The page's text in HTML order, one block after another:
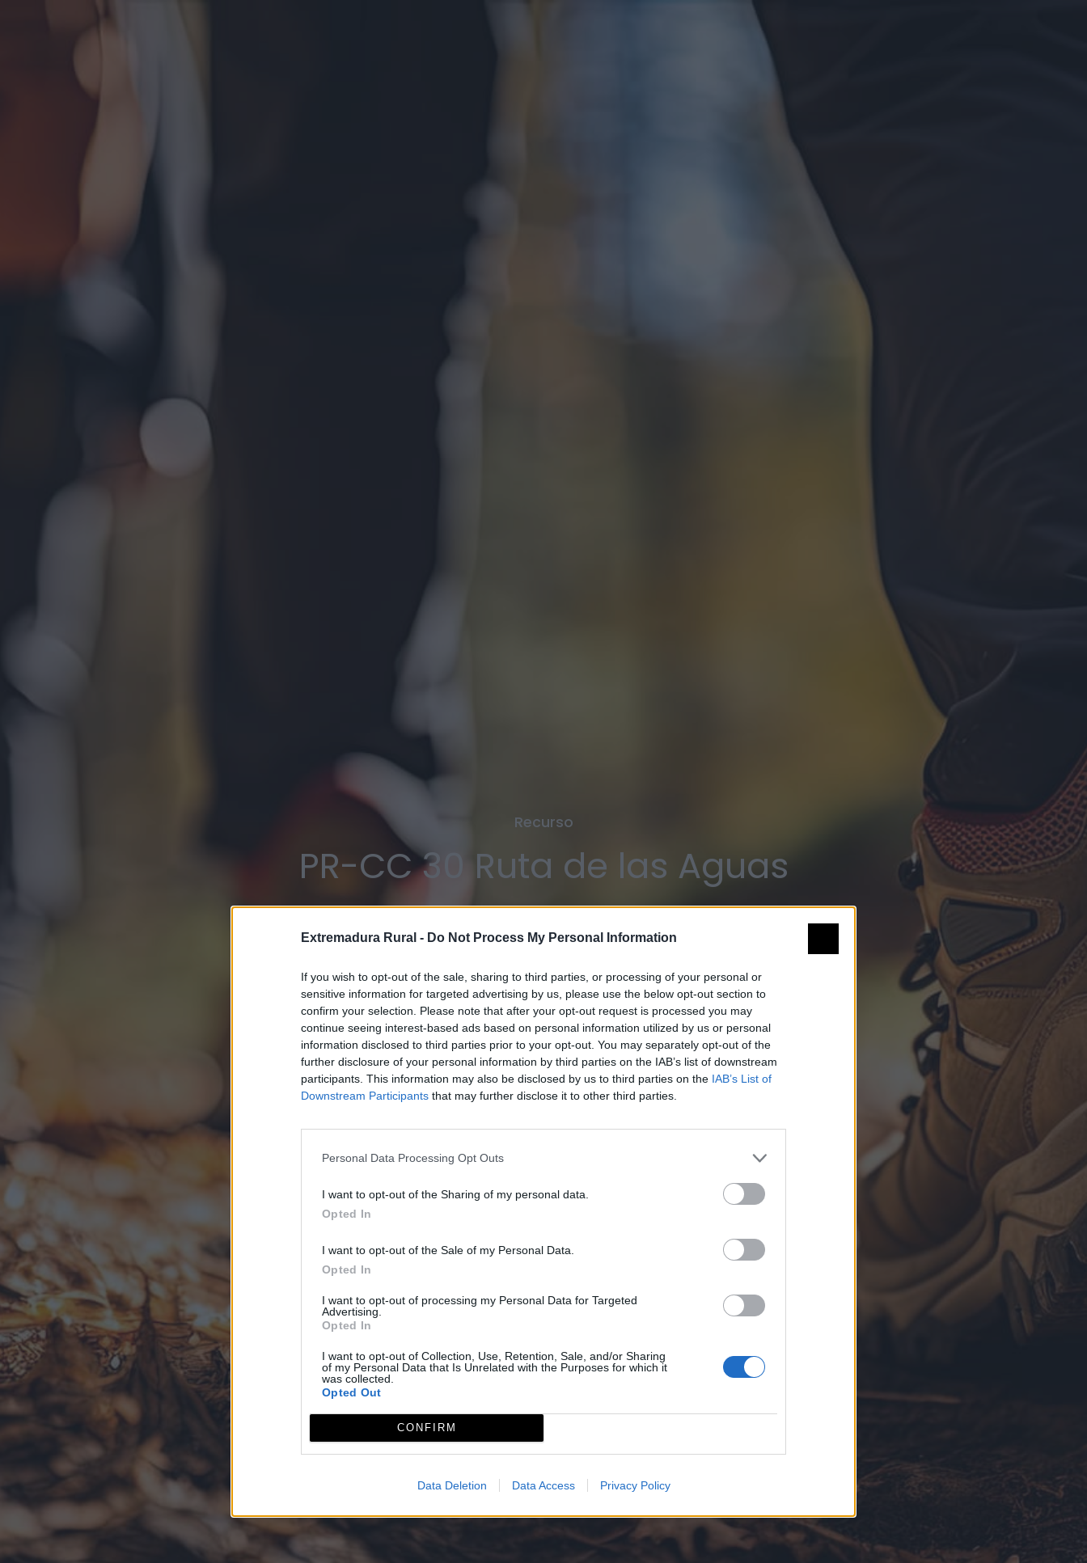
Extremadura Rural - Do Not Process My Personal Information
If you wish to opt-out of the sale, sharing to third parties, or processing of your personal or
sensitive information for targeted advertising by us, please use the below opt-out section to
confirm your selection. Please note that after your opt-out request is processed you may
continue seeing interest-based ads based on personal information utilized by us or personal
information disclosed to third parties prior to your opt-out. You may separately opt-out of the
further disclosure of your personal information by third parties on the IAB’s list of downstream
participants. This information may also be disclosed by us to third parties on the IAB’s List of
Downstream Participants that may further disclose it to other third parties.
Personal Data Processing Opt Outs
I want to opt-out of the Sharing of my personal data.
Opted In
I want to opt-out of the Sale of my Personal Data.
Opted In
I want to opt-out of processing my Personal Data for Targeted
Advertising.
Opted In
I want to opt-out of Collection, Use, Retention, Sale, and/or Sharing
of my Personal Data that Is Unrelated with the Purposes for which it
was collected.
Opted Out
CONFIRM
Data Deletion Data Access Privacy Policy
Recurso
PR-CC 30 Ruta de las Aguas